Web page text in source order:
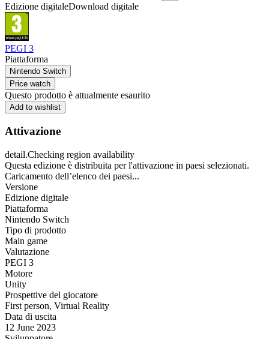
Edizione digitaleDownload digitale
PEGI 3
Piattaforma
Nintendo Switch
Price watch
Questo prodotto è attualmente esaurito
Add to wishlist
Attivazione
detail.Checking region availability
Questa edizione è distribuita per l'attivazione in paesi selezionati.
Caricamento dell’elenco dei paesi...
Versione
Edizione digitale
Piattaforma
Nintendo Switch
Tipo di prodotto
Main game
Valutazione
PEGI 3
Motore
Unity
Prospettive del giocatore
First person, Virtual Reality
Data di uscita
12 June 2023